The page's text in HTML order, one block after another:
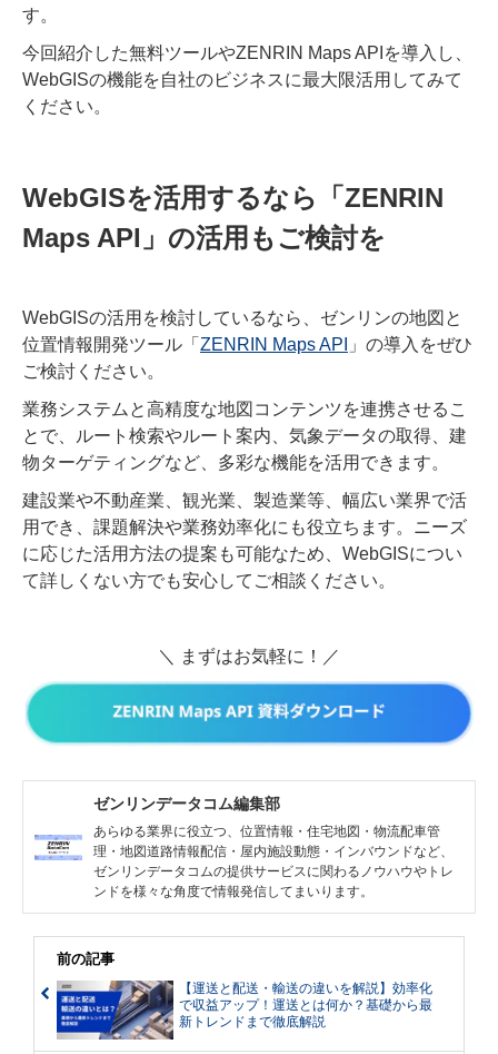
す。
今回紹介した無料ツールやZENRIN Maps APIを導入し、
WebGISの機能を自社のビジネスに最大限活用してみて
ください。
WebGISを活用するなら「ZENRIN
Maps API」の活用もご検討を
WebGISの活用を検討しているなら、ゼンリンの地図と
位置情報開発ツール「 ZENRIN Maps API
」の導入をぜひ
ご検討ください。
業務システムと高精度な地図コンテンツを連携させるこ
とで、ルート検索やルート案内、気象データの取得、建
物ターゲティングなど、多彩な機能を活用できます。
建設業や不動産業、観光業、製造業等、幅広い業界で活
用でき、課題解決や業務効率化にも役立ちます。ニーズ
に応じた活用方法の提案も可能なため、WebGISについ
て詳しくない方でも安心してご相談ください。
＼ まずはお気軽に！／
ゼンリンデータコム編集部
あらゆる業界に役立つ、位置情報・住宅地図・物流配車管
理・地図道路情報配信・屋内施設動態・インバウンドなど、
ゼンリンデータコムの提供サービスに関わるノウハウやトレ
ンドを様々な角度で情報発信してまいります。
前の記事
【運送と配送・輸送の違いを解説】効率化
で収益アップ！運送とは何か？基礎から最
新トレンドまで徹底解説